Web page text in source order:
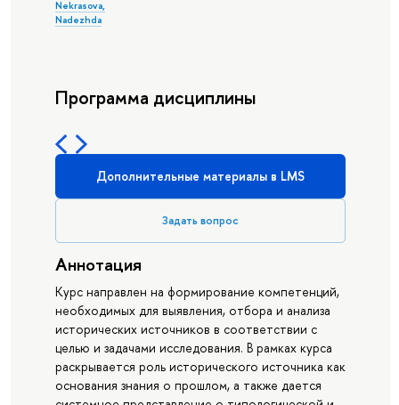
Nekrasova,
Nadezhda
Программа дисциплины
Дополнительные материалы в LMS
Задать вопрос
Аннотация
Курс направлен на формирование компетенций,
необходимых для выявления, отбора и анализа
исторических источников в соответствии с
целью и задачами исследования. В рамках курса
раскрывается роль исторического источника как
основания знания о прошлом, а также дается